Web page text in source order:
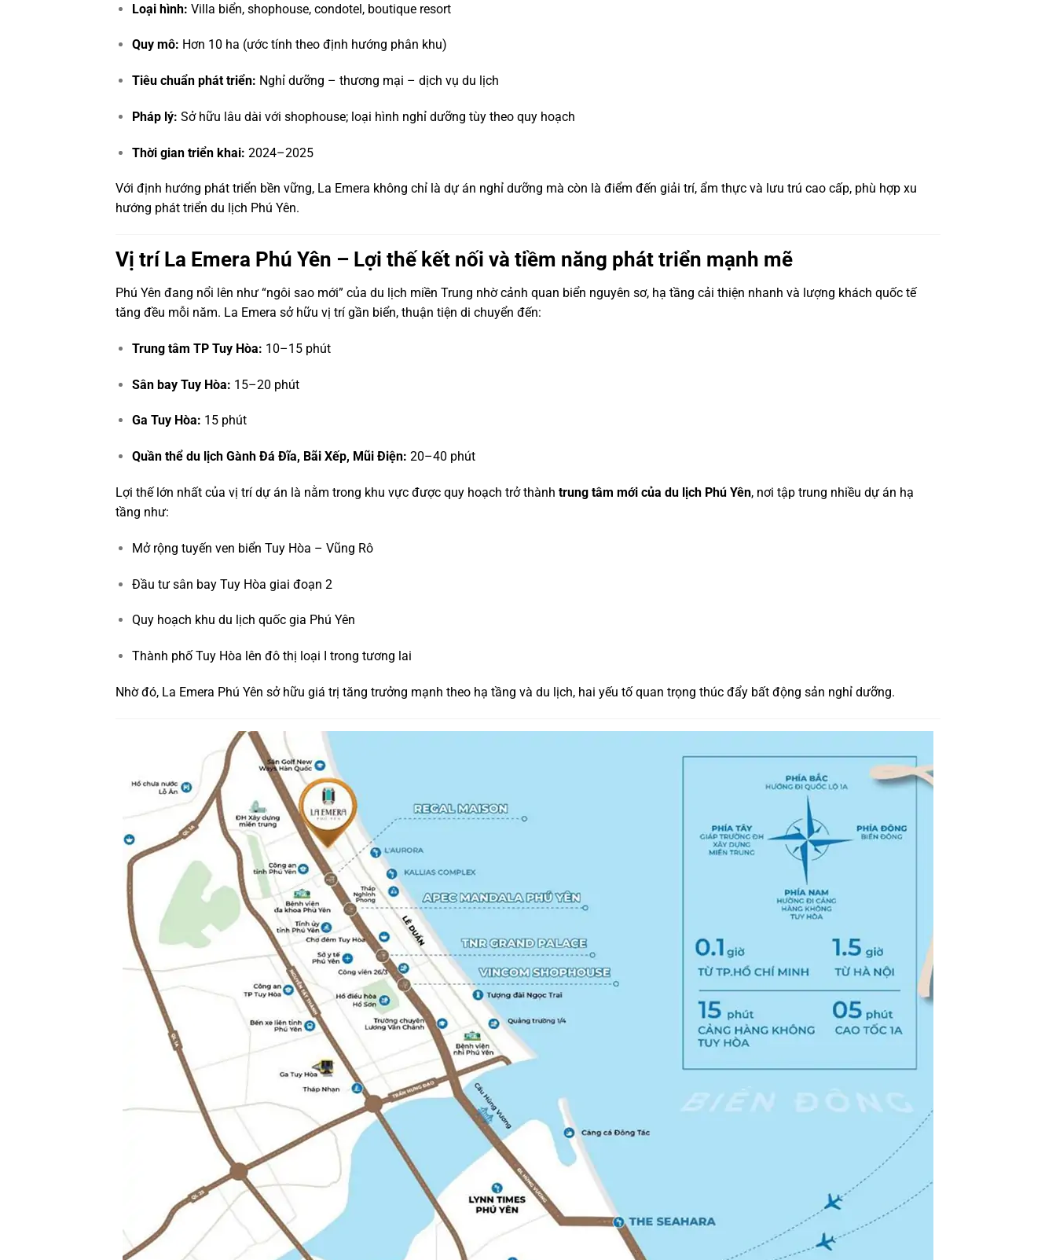
Loại hình: Villa biển, shophouse, condotel, boutique resort
Quy mô: Hơn 10 ha (ước tính theo định hướng phân khu)
Tiêu chuẩn phát triển: Nghỉ dưỡng – thương mại – dịch vụ du lịch
Pháp lý: Sở hữu lâu dài với shophouse; loại hình nghỉ dưỡng tùy theo quy hoạch
Thời gian triển khai: 2024–2025
Với định hướng phát triển bền vững, La Emera không chỉ là dự án nghỉ dưỡng mà còn là điểm đến giải trí, ẩm thực và lưu trú cao cấp, phù hợp xu
hướng phát triển du lịch Phú Yên.
Vị trí La Emera Phú Yên – Lợi thế kết nối và tiềm năng phát triển mạnh mẽ
Phú Yên đang nổi lên như “ngôi sao mới” của du lịch miền Trung nhờ cảnh quan biển nguyên sơ, hạ tầng cải thiện nhanh và lượng khách quốc tế
tăng đều mỗi năm. La Emera sở hữu vị trí gần biển, thuận tiện di chuyển đến:
Trung tâm TP Tuy Hòa: 10–15 phút
Sân bay Tuy Hòa: 15–20 phút
Ga Tuy Hòa: 15 phút
Quần thể du lịch Gành Đá Đĩa, Bãi Xếp, Mũi Điện: 20–40 phút
Lợi thế lớn nhất của vị trí dự án là nằm trong khu vực được quy hoạch trở thành trung tâm mới của du lịch Phú Yên, nơi tập trung nhiều dự án hạ
tầng như:
Mở rộng tuyến ven biển Tuy Hòa – Vũng Rô
Đầu tư sân bay Tuy Hòa giai đoạn 2
Quy hoạch khu du lịch quốc gia Phú Yên
Thành phố Tuy Hòa lên đô thị loại I trong tương lai
Nhờ đó, La Emera Phú Yên sở hữu giá trị tăng trưởng mạnh theo hạ tầng và du lịch, hai yếu tố quan trọng thúc đẩy bất động sản nghỉ dưỡng.